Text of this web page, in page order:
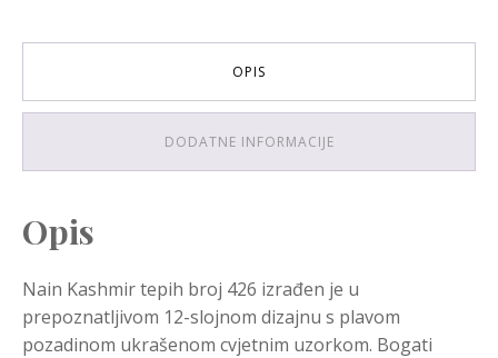
OPIS
DODATNE INFORMACIJE
Opis
Nain Kashmir tepih broj 426 izrađen je u
prepoznatljivom 12-slojnom dizajnu s plavom
pozadinom ukrašenom cvjetnim uzorkom. Bogati